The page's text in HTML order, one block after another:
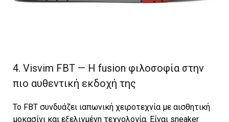
4. Visvim FBT — Η fusion φιλοσοφία στην
πιο αυθεντική εκδοχή της
Το FBT συνδυάζει ιαπωνική χειροτεχνία με αισθητική
μοκασίνι και εξελιγμένη τεχνολογία. Είναι sneaker